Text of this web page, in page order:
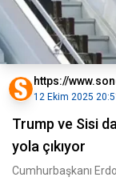
https://
12 Ekim 2025
Trump ve Sisi
yola çıkıyor
Cumhurbaşkanı